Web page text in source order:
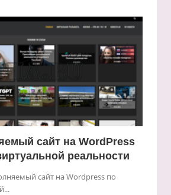
сайт на WordPress
реальности
сайт на Wordpress по